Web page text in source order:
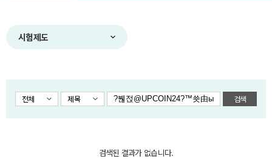
시험제도
전체 제목 검색
검색된 결과가 없습니다.